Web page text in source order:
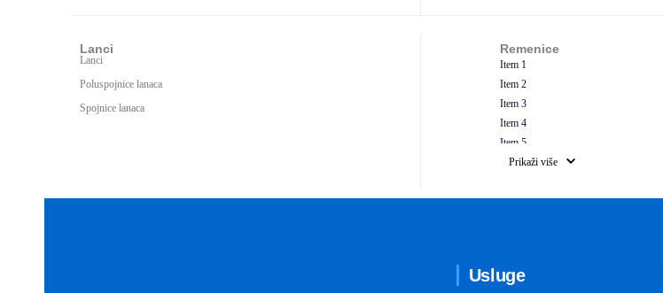
Lanci
Lanci
Poluspojnice lanaca
Spojnice lanaca
Remenice
Item 1
Item 2
Item 3
Item 4
Item 5
Item 6
Item 8
Item 4
Prikaži više
Usluge